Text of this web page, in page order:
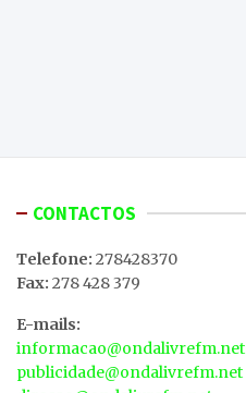
CONTACTOS
Telefone: 278428370
Fax: 278 428 379
E-mails:
informacao@ondalivrefm.net
publicidade@ondalivrefm.net